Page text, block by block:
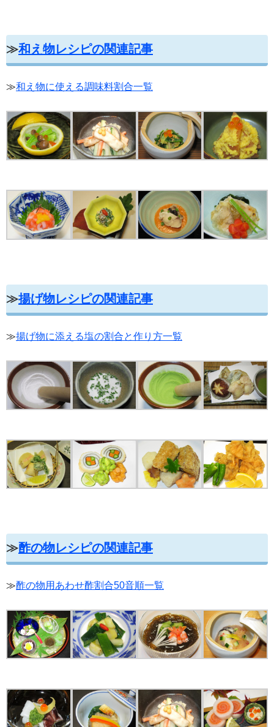
≫和え物レシピの関連記事
≫和え物に使える調味料割合一覧
≫揚げ物レシピの関連記事
≫揚げ物に添える塩の割合と作り方一覧
≫酢の物レシピの関連記事
≫酢の物用あわせ酢割合50音順一覧